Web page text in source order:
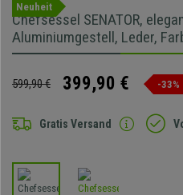
Neuheit
Chefsessel SENATOR,
Aluminiumgestell, Leder,
599,90 € 399,90 € -33%
Gratis Versand